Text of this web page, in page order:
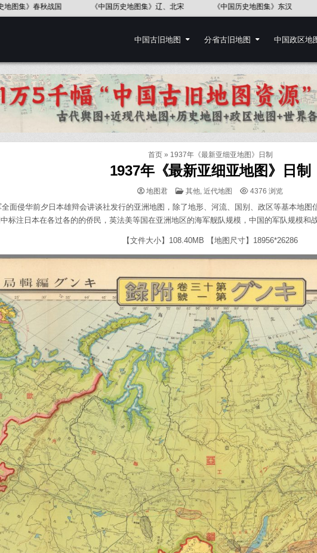
图集》五代十国 中国地图出版社《世界历史地图集》 《中国语言地图集》37幅
中国古旧地图 分省古旧地图 中国政区地
首页» 1937年《最新亚细亚地图》日制
1937年《最新亚细亚地图》日制
地图君
POSTED
其他, 近代地图 4376 浏览
面侵华前夕日本雄辩会讲谈社发行的亚洲地图，除了地形、河流、国别、政区等基本地
标注日本在各过各的的侨民，英法美等国在亚洲地区的海军舰队规模，中国的军队规模和
【文件大小】108.40MB 【地图尺寸】18956*26286